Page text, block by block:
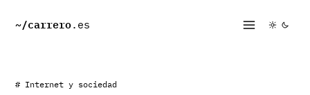
~/carrero.es
# Internet y sociedad